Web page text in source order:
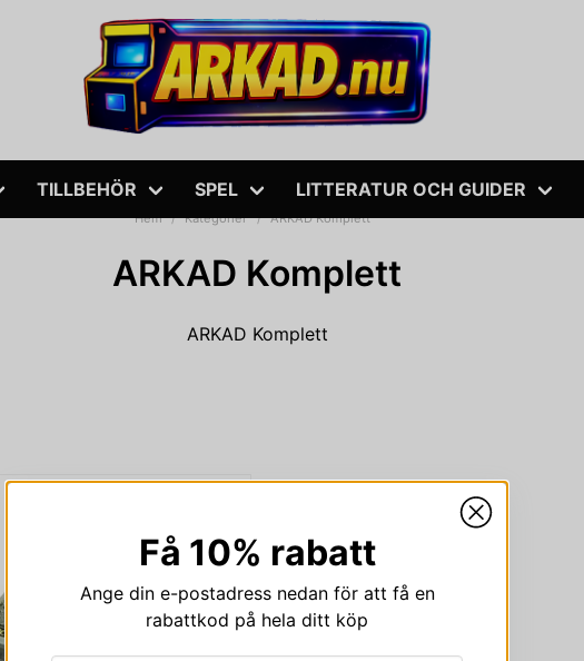
TILLBEHÖR SPEL LITTERATUR OCH GUIDER
Hem Kategorier ARKAD Komplett
ARKAD Komplett
ARKAD Komplett
Få 10% rabatt
Ange din e-postadress nedan för att få en
rabattkod på hela ditt köp